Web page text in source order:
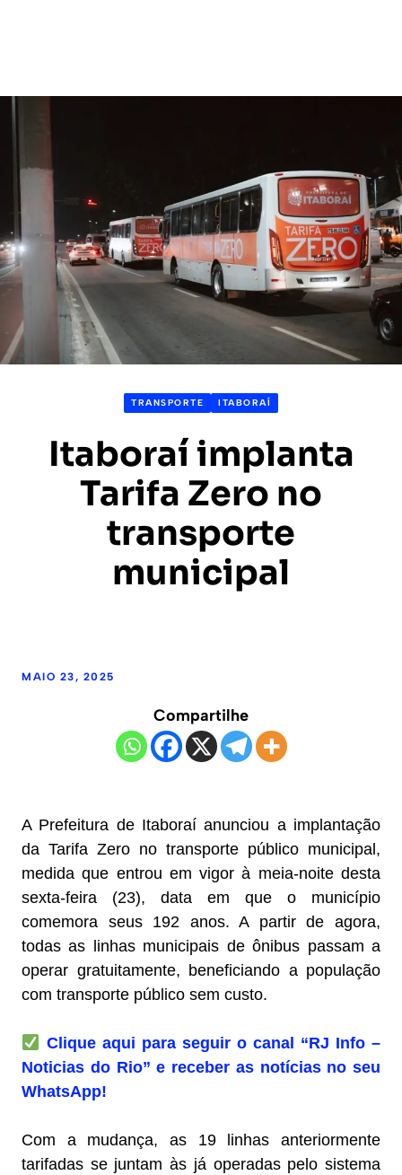
TRANSPORTE ITABORAÍ
Itaboraí implanta
Tarifa Zero no
transporte
municipal
MAIO 23, 2025
Compartilhe
A Prefeitura de Itaboraí anunciou a implantação
da Tarifa Zero no transporte público municipal,
medida que entrou em vigor à meia-noite desta
sexta-feira (23), data em que o município
comemora seus 192 anos. A partir de agora,
todas as linhas municipais de ônibus passam a
operar gratuitamente, beneficiando a população
com transporte público sem custo.
Clique aqui para seguir o canal “RJ Info –
Noticias do Rio” e receber as notícias no seu
WhatsApp!
Com a mudança, as 19 linhas anteriormente
tarifadas se juntam às já operadas pelo sistema